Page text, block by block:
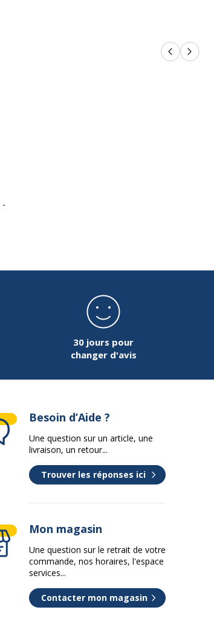
Produits
30 jours pour
changer d'avis
Besoin d’Aide ?
Une question sur un article, une
livraison, un retour...
Trouver les réponses ici
Mon magasin
Une question sur le retrait de votre
commande, nos horaires, l'espace
services...
Contacter mon magasin